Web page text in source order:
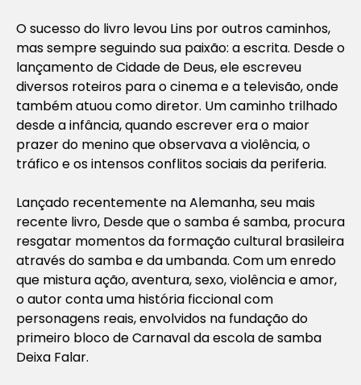
O sucesso do livro levou Lins por outros caminhos,
mas sempre seguindo sua paixão: a escrita. Desde o
lançamento de Cidade de Deus, ele escreveu
diversos roteiros para o cinema e a televisão, onde
também atuou como diretor. Um caminho trilhado
desde a infância, quando escrever era o maior
prazer do menino que observava a violência, o
tráfico e os intensos conflitos sociais da periferia.
Lançado recentemente na Alemanha, seu mais
recente livro, Desde que o samba é samba, procura
resgatar momentos da formação cultural brasileira
através do samba e da umbanda. Com um enredo
que mistura ação, aventura, sexo, violência e amor,
o autor conta uma história ficcional com
personagens reais, envolvidos na fundação do
primeiro bloco de Carnaval da escola de samba
Deixa Falar.